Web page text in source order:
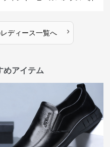
レディース一覧へ ›
めアイテム